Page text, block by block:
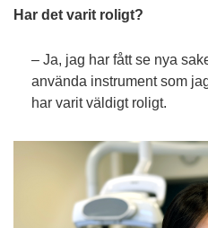
Har det varit roligt?
– Ja, jag har fått se nya
använda instrument som
har varit väldigt roligt.